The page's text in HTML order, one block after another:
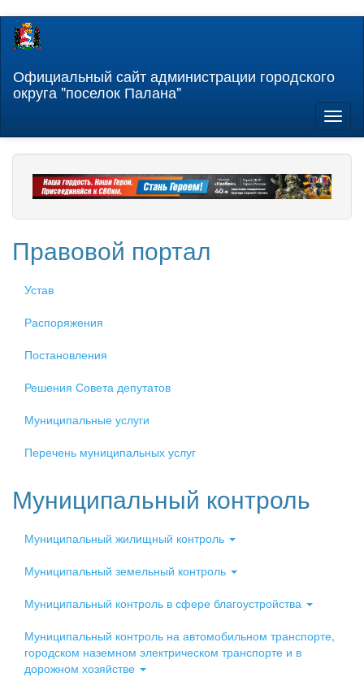
Перейти
содержанию
Официальный сайт администрации городского
округа "поселок Палана"
Правовой портал
Устав
Распоряжения
Постановления
Решения Совета депутатов
Муниципальные услуги
Перечень муниципальных услуг
Муниципальный контроль
Муниципальный жилищный контроль
Муниципальный земельный контроль
Муниципальный контроль в сфере благоустройства
Муниципальный контроль на автомобильном транспорте,
городском наземном электрическом транспорте и в
дорожном хозяйстве